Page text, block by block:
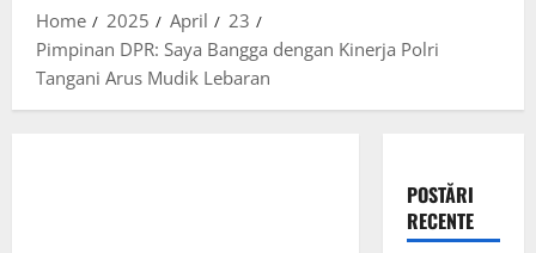
Home 2025 April
23
Pimpinan DPR: Saya Bangga dengan Kinerja Polri
Tangani Arus Mudik Lebaran
POSTĂRI
RECENTE